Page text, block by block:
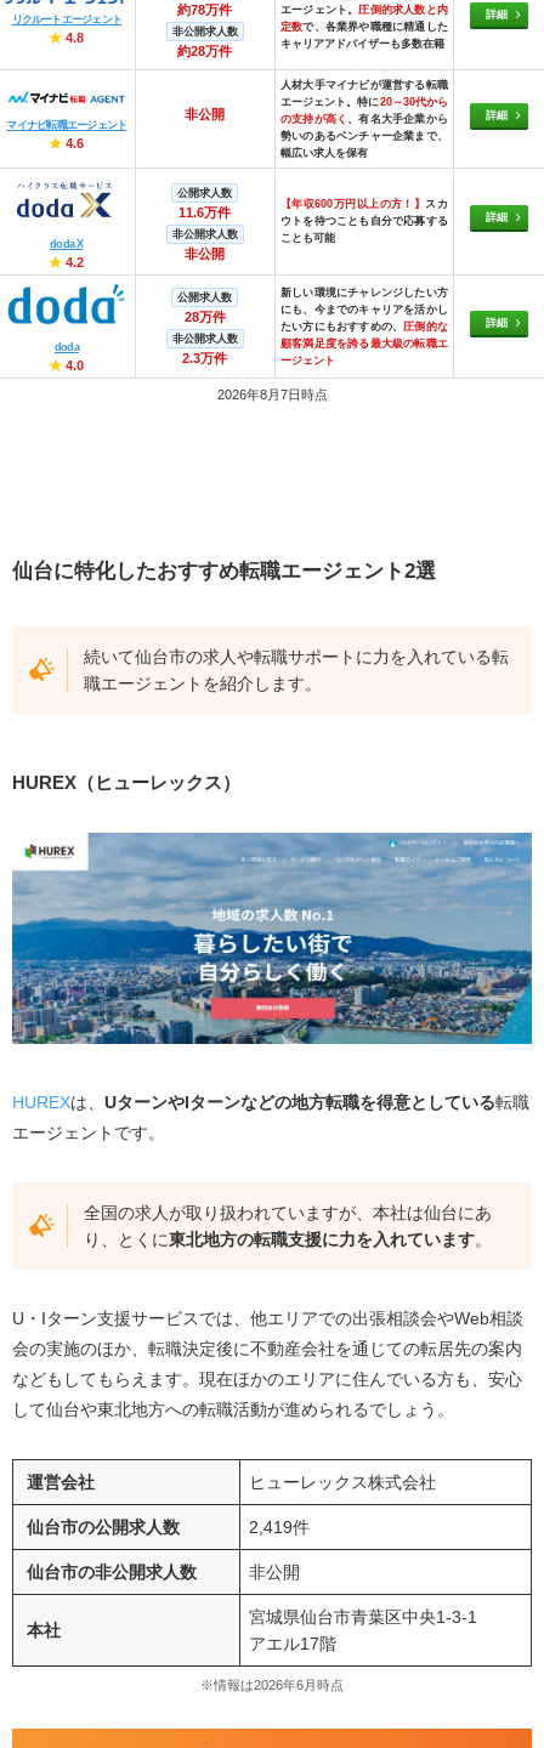
リクルートエージェント
★ 4.8
約78万件
非公開求人数
約28万件
エージェント。圧倒的求人数と内
定数で、各業界や職種に精通した
キャリアアドバイザーも多数在籍
詳細
マイナビ転職エージェント
★ 4.6
非公開
人材大手マイナビが運営する転職
エージェント。特に20～30代から
の支持が高く
、有名大手企業から
勢いのあるベンチャー企業まで、
幅広い求人を保有
詳細
doda X
★ 4.2
公開求人数
11.6万件
非公開求人数
非公開
【年収600万円以上の方！】 スカ
ウトを待つことも自分で応募する
ことも可能
詳細
doda
★ 4.0
公開求人数
28万件
非公開求人数
2.3万件
新しい環境にチャレンジしたい方
にも、今までのキャリアを活かし
たい方にもおすすめの、圧倒的な
顧客満足度を誇る最大級の転職エ
ージェント
詳細
2026年8月7日時点
仙台に特化したおすすめ転職エージェント2選
続いて仙台市の求人や転職サポートに力を入れている転
職エージェントを紹介します。
HUREX（ヒューレックス）
HUREXは、 UターンやIターンなどの地方転職を得意としている転職
エージェントです。
全国の求人が取り扱われていますが、本社は仙台にあ
り、とくに東北地方の転職支援に力を入れています。
U・ Iターン支援サービスでは、他エリアでの出張相談会やWeb相談
会の実施のほか、転職決定後に不動産会社を通じての転居先の案内
などもしてもらえます。現在ほかのエリアに住んでいる方も、安心
して仙台や東北地方への転職活動が進められるでしょう。
運営会社 ヒューレックス株式会社
仙台市の公開求人数 2,419件
仙台市の非公開求人数 非公開
本社
宮城県仙台市青葉区中央1-3-1
アエル17階
※情報は2026年6月時点